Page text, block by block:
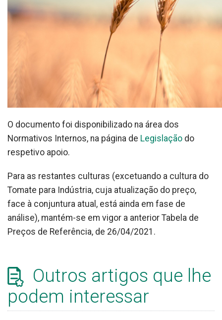
O documento foi disponibilizado na área dos
Normativos Internos, na página de Legislação do
respetivo apoio.
Para as restantes culturas (excetuando a cultura do
Tomate para Indústria, cuja atualização do preço,
face à conjuntura atual, está ainda em fase de
análise), mantém-se em vigor a anterior Tabela de
Preços de Referência, de 26/04/2021.
Outros artigos que lhe
podem interessar